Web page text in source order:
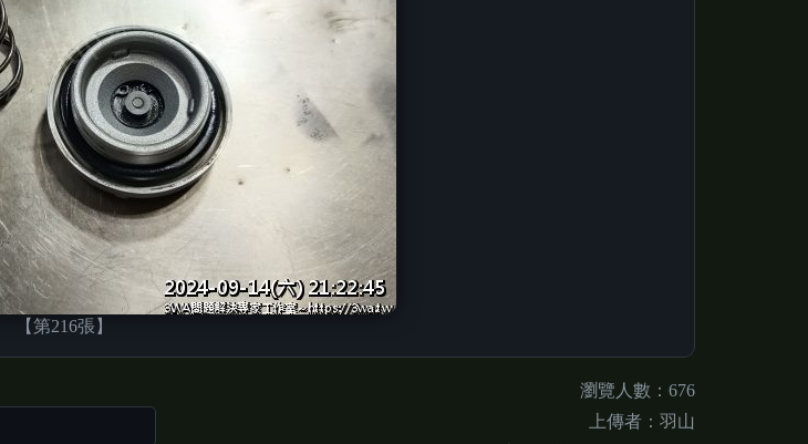
【第216張】
瀏覽人數：676
上傳者：羽山